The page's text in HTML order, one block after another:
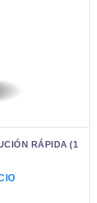
RÁPIDA (1